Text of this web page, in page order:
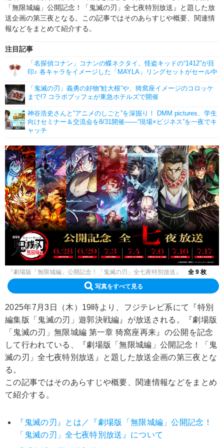
「無限城編」公開記念！「鬼滅の刃」全七夜特別放送』と題した放
送企画の第三夜となる。この記事ではそのあらすじや概要、関連情
報などをまとめて紹介する。
注目記事
「名探偵コナン」コナンの蝶ネクタイ、怪盗キッドの“1412”が目
印♪ 各キャラをイメージした「MAYLA」リングセットがセール中
「鬼滅の刃」義勇の好物“鮭大根”や、猗窩座イメージのコロッケ
まで!? コラボブッフェが東急ホテルズで開催
神谷浩史さんと“アニメのしごと”を深掘り！ DMM pictures、学生
向けセミナー＆交流会を8/31開催――“現場×ビジネス”を一夜でキ
ャッチ
『劇場版「無限城編」公開記念！「鬼滅の刃」全七夜特別放送』 全 9 枚
写真をすべて見る
2025年7月3日（木）19時より、フジテレビ系にて『特別
編集版「鬼滅の刃」遊郭決戦編』が放送される。『劇場版
「鬼滅の刃」無限城編 第一章 猗窩座再来』の公開を記念
して行われている、『劇場版「無限城編」公開記念！「鬼
滅の刃」全七夜特別放送』と題した放送企画の第三夜とな
る。
この記事ではそのあらすじや概要、関連情報などをまとめ
て紹介する。
『鬼滅の刃』とは／『劇場版「無限城編」公開記念！
「鬼滅の刃」全七夜特別放送』について